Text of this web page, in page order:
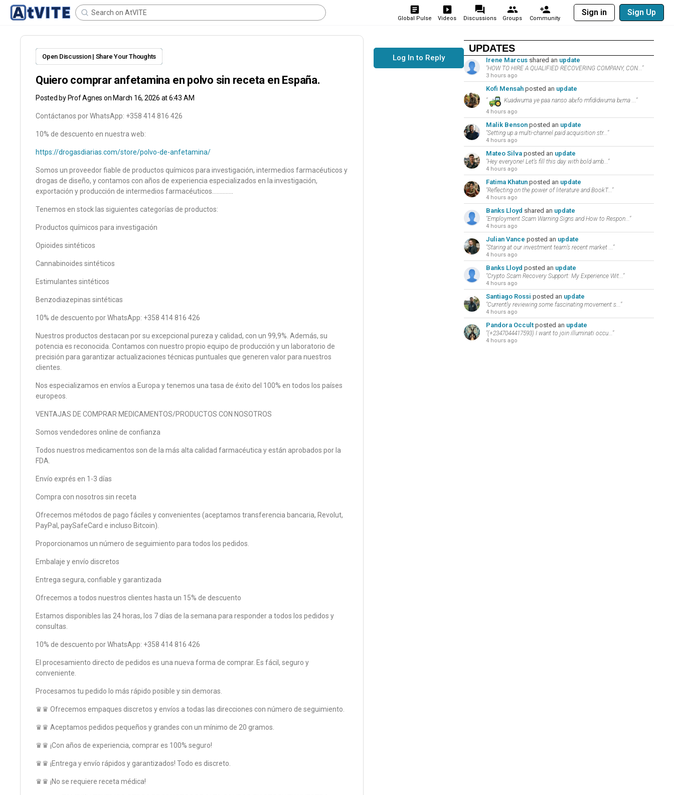
Global Pulse Videos Discussions Groups Community
Sign in Sign Up
Open Discussion | Share Your Thoughts
Quiero comprar anfetamina en polvo sin receta en España.
Posted by Prof Agnes on March 16, 2026 at 6:43 AM
Contáctanos por WhatsApp: +358 414 816 426
10% de descuento en nuestra web:
https://drogasdiarias.com/store/polvo-de-anfetamina/
Somos un proveedor fiable de productos químicos para investigación, intermedios farmacéuticos y
drogas de diseño, y contamos con años de experiencia especializados en la investigación,
exportación y producción de intermedios farmacéuticos…………..
Tenemos en stock las siguientes categorías de productos:
Productos químicos para investigación
Opioides sintéticos
Cannabinoides sintéticos
Estimulantes sintéticos
Benzodiazepinas sintéticas
10% de descuento por WhatsApp: +358 414 816 426
Nuestros productos destacan por su excepcional pureza y calidad, con un 99,9%. Además, su
potencia es reconocida. Contamos con nuestro propio equipo de producción y un laboratorio de
precisión para garantizar actualizaciones técnicas puntuales que generen valor para nuestros
clientes.
Nos especializamos en envíos a Europa y tenemos una tasa de éxito del 100% en todos los países
europeos.
VENTAJAS DE COMPRAR MEDICAMENTOS/PRODUCTOS CON NOSOTROS
Somos vendedores online de confianza
Todos nuestros medicamentos son de la más alta calidad farmacéutica y están aprobados por la
FDA.
Envío exprés en 1-3 días
Compra con nosotros sin receta
Ofrecemos métodos de pago fáciles y convenientes (aceptamos transferencia bancaria, Revolut,
PayPal, paySafeCard e incluso Bitcoin).
Proporcionamos un número de seguimiento para todos los pedidos.
Embalaje y envío discretos
Entrega segura, confiable y garantizada
Ofrecemos a todos nuestros clientes hasta un 15% de descuento
Estamos disponibles las 24 horas, los 7 días de la semana para responder a todos los pedidos y
consultas.
10% de descuento por WhatsApp: +358 414 816 426
El procesamiento directo de pedidos es una nueva forma de comprar. Es fácil, seguro y
conveniente.
Procesamos tu pedido lo más rápido posible y sin demoras.
♛♛ Ofrecemos empaques discretos y envíos a todas las direcciones con número de seguimiento.
♛♛ Aceptamos pedidos pequeños y grandes con un mínimo de 20 gramos.
♛♛ ¡Con años de experiencia, comprar es 100% seguro!
♛♛ ¡Entrega y envío rápidos y garantizados! Todo es discreto.
♛♛ ¡No se requiere receta médica!
Log In to Reply
UPDATES
Irene Marcusshared an update
"HOW TO HIRE A QUALIFIED RECOVERING COMPANY, CON..."
3 hours ago
Kofi Mensahposted an update
" Kuadwuma ye paa nanso abɛfo mfididwuma bɛma ..."
4 hours ago
Malik Bensonposted an update
"Setting up a multi-channel paid acquisition str..."
4 hours ago
Mateo Silvaposted an update
"Hey everyone! Let’s fill this day with bold amb..."
4 hours ago
Fatima Khatunposted an update
"Reflecting on the power of literature and BookT..."
4 hours ago
Banks Lloyd shared an update
"Employment Scam Warning Signs and How to Respon..."
4 hours ago
Julian Vance posted an update
"Staring at our investment team’s recent market ..."
4 hours ago
Banks Lloyd posted an update
"Crypto Scam Recovery Support: My Experience Wit..."
4 hours ago
Santiago Rossi posted an update
"Currently reviewing some fascinating movement s..."
4 hours ago
Pandora Occultposted an update
"(+2347044417593) I want to join illuminati occu..."
4 hours ago